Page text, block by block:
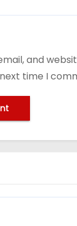
and
time I